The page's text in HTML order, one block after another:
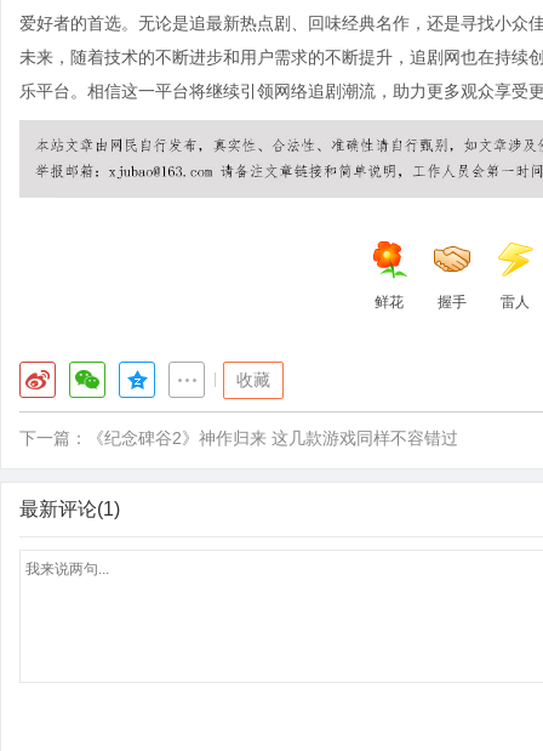
爱好者的首选。无论是追最新热点剧、回味经典名作，还是寻找小众
未来，随着技术的不断进步和用户需求的不断提升，追剧网也在持续
乐平台。相信这一平台将继续引领网络追剧潮流，助力更多观众享受
鲜花 握手 雷人
收藏
下一篇： 《纪念碑谷2》神作归来 这几款游戏同样不容错过
最新评论(1)